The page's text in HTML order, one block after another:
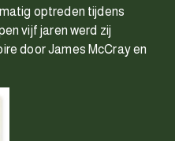
optreden tijdens
vijf jaren werd zij
door James McCray en